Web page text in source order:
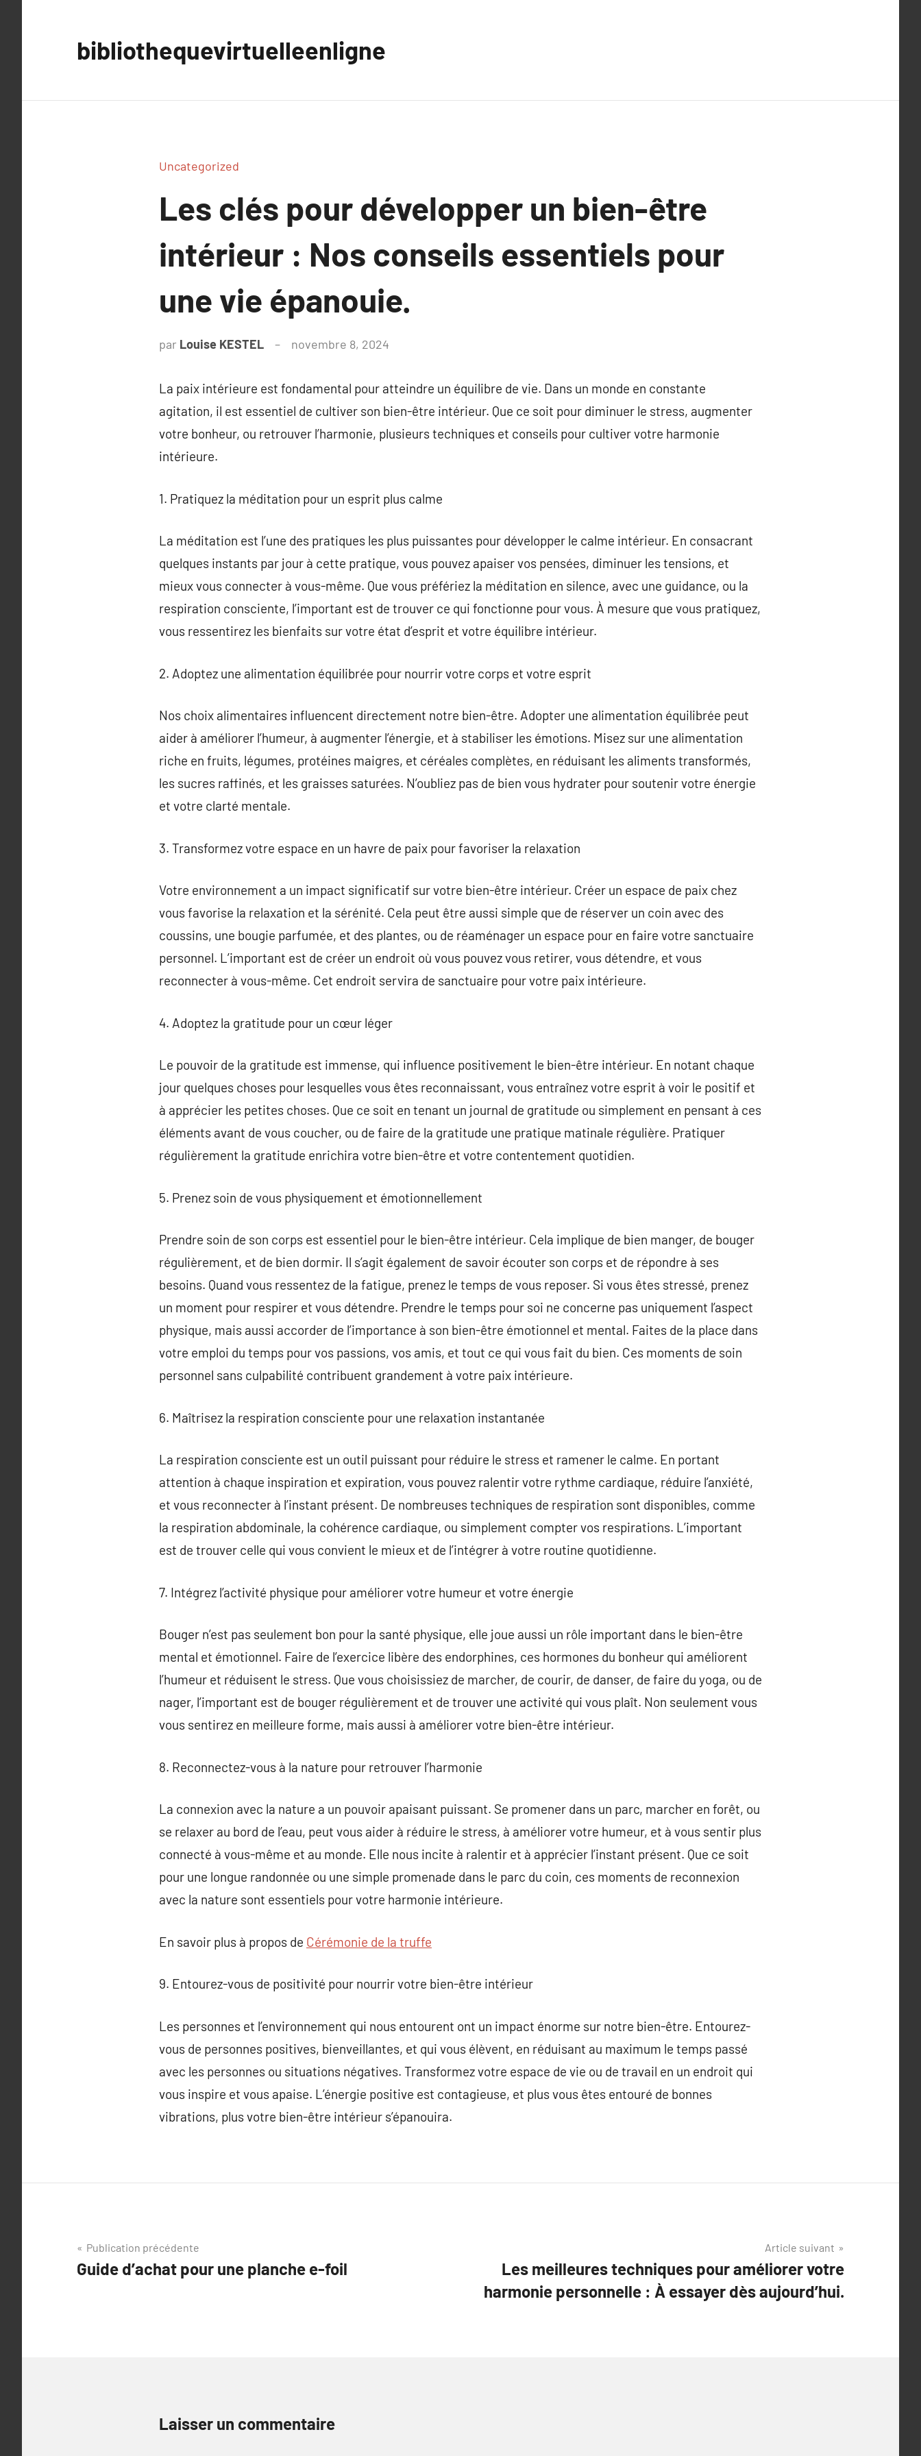
bibliothequevirtuelleenligne
Uncategorized
Les clés pour développer un bien-être
intérieur : Nos conseils essentiels pour
une vie épanouie.
par Louise KESTEL novembre 8, 2024
La paix intérieure est fondamental pour atteindre un équilibre de vie. Dans un monde en constante
agitation, il est essentiel de cultiver son bien-être intérieur. Que ce soit pour diminuer le stress, augmenter
votre bonheur, ou retrouver l’harmonie, plusieurs techniques et conseils pour cultiver votre harmonie
intérieure.
1. Pratiquez la méditation pour un esprit plus calme
La méditation est l’une des pratiques les plus puissantes pour développer le calme intérieur. En consacrant
quelques instants par jour à cette pratique, vous pouvez apaiser vos pensées, diminuer les tensions, et
mieux vous connecter à vous-même. Que vous préfériez la méditation en silence, avec une guidance, ou la
respiration consciente, l’important est de trouver ce qui fonctionne pour vous. À mesure que vous pratiquez,
vous ressentirez les bienfaits sur votre état d’esprit et votre équilibre intérieur.
2. Adoptez une alimentation équilibrée pour nourrir votre corps et votre esprit
Nos choix alimentaires influencent directement notre bien-être. Adopter une alimentation équilibrée peut
aider à améliorer l’humeur, à augmenter l’énergie, et à stabiliser les émotions. Misez sur une alimentation
riche en fruits, légumes, protéines maigres, et céréales complètes, en réduisant les aliments transformés,
les sucres raffinés, et les graisses saturées. N’oubliez pas de bien vous hydrater pour soutenir votre énergie
et votre clarté mentale.
3. Transformez votre espace en un havre de paix pour favoriser la relaxation
Votre environnement a un impact significatif sur votre bien-être intérieur. Créer un espace de paix chez
vous favorise la relaxation et la sérénité. Cela peut être aussi simple que de réserver un coin avec des
coussins, une bougie parfumée, et des plantes, ou de réaménager un espace pour en faire votre sanctuaire
personnel. L’important est de créer un endroit où vous pouvez vous retirer, vous détendre, et vous
reconnecter à vous-même. Cet endroit servira de sanctuaire pour votre paix intérieure.
4. Adoptez la gratitude pour un cœur léger
Le pouvoir de la gratitude est immense, qui influence positivement le bien-être intérieur. En notant chaque
jour quelques choses pour lesquelles vous êtes reconnaissant, vous entraînez votre esprit à voir le positif et
à apprécier les petites choses. Que ce soit en tenant un journal de gratitude ou simplement en pensant à ces
éléments avant de vous coucher, ou de faire de la gratitude une pratique matinale régulière. Pratiquer
régulièrement la gratitude enrichira votre bien-être et votre contentement quotidien.
5. Prenez soin de vous physiquement et émotionnellement
Prendre soin de son corps est essentiel pour le bien-être intérieur. Cela implique de bien manger, de bouger
régulièrement, et de bien dormir. Il s’agit également de savoir écouter son corps et de répondre à ses
besoins. Quand vous ressentez de la fatigue, prenez le temps de vous reposer. Si vous êtes stressé, prenez
un moment pour respirer et vous détendre. Prendre le temps pour soi ne concerne pas uniquement l’aspect
physique, mais aussi accorder de l’importance à son bien-être émotionnel et mental. Faites de la place dans
votre emploi du temps pour vos passions, vos amis, et tout ce qui vous fait du bien. Ces moments de soin
personnel sans culpabilité contribuent grandement à votre paix intérieure.
6. Maîtrisez la respiration consciente pour une relaxation instantanée
La respiration consciente est un outil puissant pour réduire le stress et ramener le calme. En portant
attention à chaque inspiration et expiration, vous pouvez ralentir votre rythme cardiaque, réduire l’anxiété,
et vous reconnecter à l’instant présent. De nombreuses techniques de respiration sont disponibles, comme
la respiration abdominale, la cohérence cardiaque, ou simplement compter vos respirations. L’important
est de trouver celle qui vous convient le mieux et de l’intégrer à votre routine quotidienne.
7. Intégrez l’activité physique pour améliorer votre humeur et votre énergie
Bouger n’est pas seulement bon pour la santé physique, elle joue aussi un rôle important dans le bien-être
mental et émotionnel. Faire de l’exercice libère des endorphines, ces hormones du bonheur qui améliorent
l’humeur et réduisent le stress. Que vous choisissiez de marcher, de courir, de danser, de faire du yoga, ou de
nager, l’important est de bouger régulièrement et de trouver une activité qui vous plaît. Non seulement vous
vous sentirez en meilleure forme, mais aussi à améliorer votre bien-être intérieur.
8. Reconnectez-vous à la nature pour retrouver l’harmonie
La connexion avec la nature a un pouvoir apaisant puissant. Se promener dans un parc, marcher en forêt, ou
se relaxer au bord de l’eau, peut vous aider à réduire le stress, à améliorer votre humeur, et à vous sentir plus
connecté à vous-même et au monde. Elle nous incite à ralentir et à apprécier l’instant présent. Que ce soit
pour une longue randonnée ou une simple promenade dans le parc du coin, ces moments de reconnexion
avec la nature sont essentiels pour votre harmonie intérieure.
En savoir plus à propos de Cérémonie de la truffe
9. Entourez-vous de positivité pour nourrir votre bien-être intérieur
Les personnes et l’environnement qui nous entourent ont un impact énorme sur notre bien-être. Entourez-
vous de personnes positives, bienveillantes, et qui vous élèvent, en réduisant au maximum le temps passé
avec les personnes ou situations négatives. Transformez votre espace de vie ou de travail en un endroit qui
vous inspire et vous apaise. L’énergie positive est contagieuse, et plus vous êtes entouré de bonnes
vibrations, plus votre bien-être intérieur s’épanouira.
Navigation
de
Publication précédente
Guide d’achat pour une planche e-foil
Article suivant
Les meilleures techniques pour améliorer votre
harmonie personnelle : À essayer dès aujourd’hui.
Laisser un commentaire